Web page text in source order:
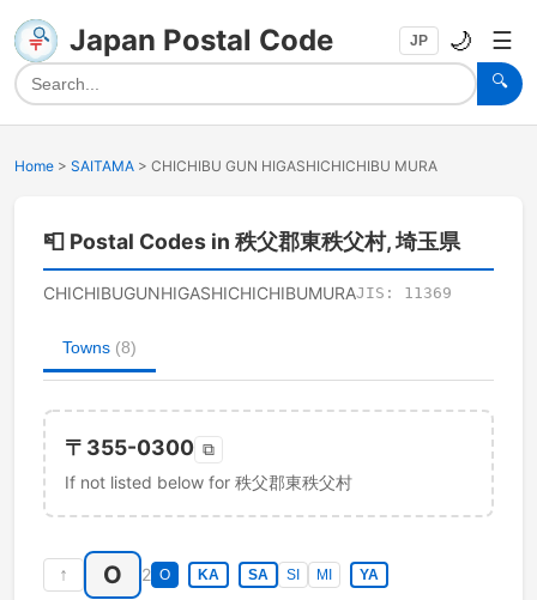
Japan Postal Code
🔍
JP 🌙 ☰
Home > SAITAMA > CHICHIBU GUN HIGASHICHICHIBU MURA
📮 Postal Codes in 秩父郡東秩父村, 埼玉県
CHICHIBUGUNHIGASHICHICHIBUMURAJIS: 11369
Towns (8)
〒 355-0300 ⧉
If not listed below for 秩父郡東秩父村
↑ O 2 O KA SA SI MI YA